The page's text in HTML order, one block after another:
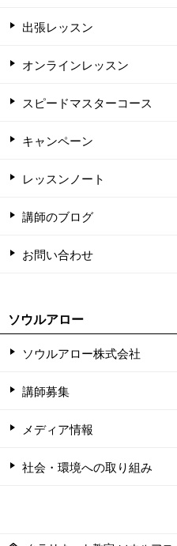
出張レッスン
オンラインレッスン
スピードマスターコース
キャンペーン
レッスンノート
講師のブログ
お問い合わせ
ソウルアロー
ソウルアロー株式会社
講師募集
メディア情報
社会・環境への取り組み